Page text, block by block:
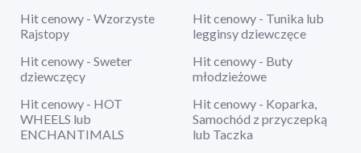
Hit cenowy - Wzorzyste
Rajstopy
Hit cenowy - Tunika lub
legginsy dziewczęce
Hit cenowy - Sweter
dziewczęcy
Hit cenowy - Buty
młodzieżowe
Hit cenowy - HOT
WHEELS lub
ENCHANTIMALS
Hit cenowy - Koparka,
Samochód z przyczepką
lub Taczka